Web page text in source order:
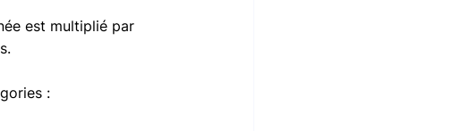
est multiplié par
: